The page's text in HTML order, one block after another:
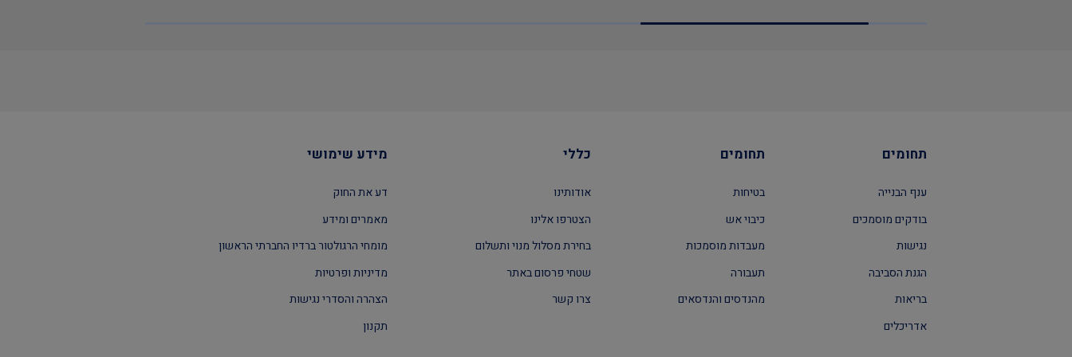
תחומים
ענף הבנייה
בודקים מוסמכים
נגישות
הגנת הסביבה
בריאות
אדריכלים
תחומים
בטיחות
כיבוי אש
מעבדות מוסמכות
תעבורה
מהנדסים והנדסאים
כללי
אודותינו
הצטרפו אלינו
בחירת מסלול מנוי ותשלום
שטחי פרסום באתר
צרו קשר
מידע שימושי
דע את החוק
מאמרים ומידע
מומחי הרגולטור ברדיו החברתי הראשון
מדיניות ופרטיות
הצהרה והסדרי נגישות
תקנון